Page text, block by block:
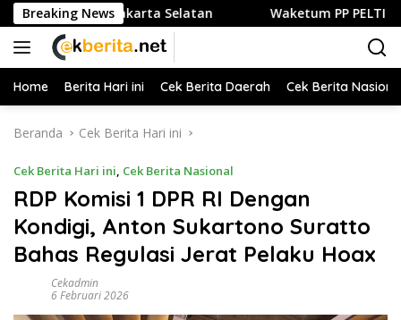
Langsung
ke
konten
Breaking News
di Jakarta Selatan Waketum PP PELTI ,H. Anton
Home Berita Hari ini Cek Berita Daerah Cek Berita
Beranda Cek Berita Hari ini
Cek Berita Hari ini, Cek Berita Nasional
RDP Komisi 1 DPR RI Dengan
Kondigi, Anton Sukartono Suratto
Bahas Regulasi Jerat Pelaku Hoax
Cekadmin
6 Februari 2026